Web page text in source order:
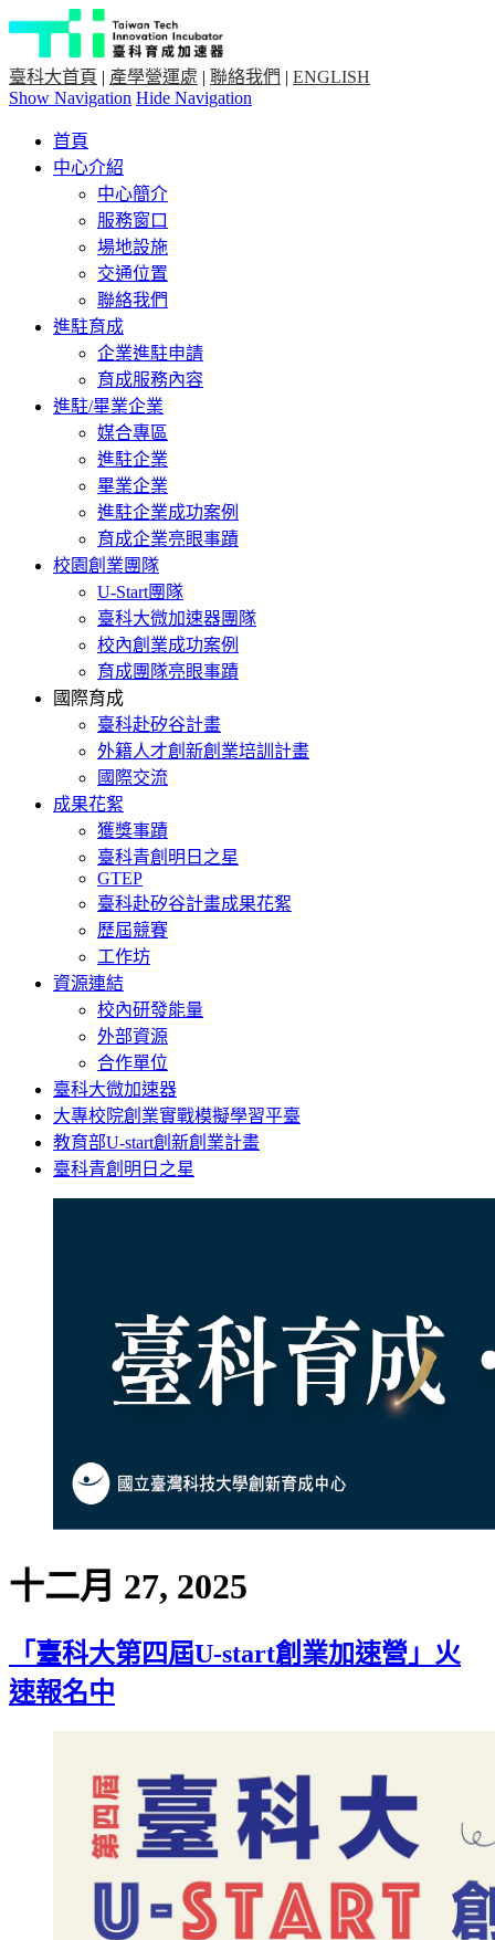
臺科大首頁 | 產學營運處 | 聯絡我們 | ENGLISH
Show Navigation Hide Navigation
首頁
中心介紹
中心簡介
服務窗口
場地設施
交通位置
聯絡我們
進駐育成
企業進駐申請
育成服務內容
進駐/畢業企業
媒合專區
進駐企業
畢業企業
進駐企業成功案例
育成企業亮眼事蹟
校園創業團隊
U-Start團隊
臺科大微加速器團隊
校內創業成功案例
育成團隊亮眼事蹟
國際育成
臺科赴矽谷計畫
外籍人才創新創業培訓計畫
國際交流
成果花絮
獲獎事蹟
臺科青創明日之星
GTEP
臺科赴矽谷計畫成果花絮
歷屆競賽
工作坊
資源連結
校內研發能量
外部資源
合作單位
臺科大微加速器
大專校院創業實戰模擬學習平臺
教育部U-start創新創業計畫
臺科青創明日之星
十二月 27, 2025
「臺科大第四屆U-start創業加速營」火
速報名中